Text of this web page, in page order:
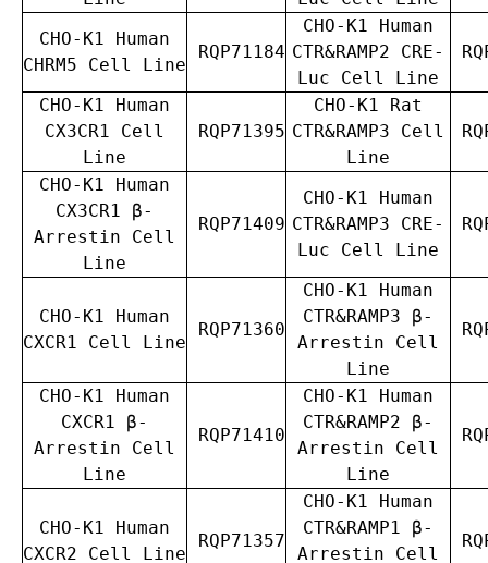
CHO-K1 Human
CHRM5 Cell Line
RQP71184
CHO-K1 Human
CTR&RAMP2 CRE-
Luc Cell Line
CHO-K1 Human
CX3CR1 Cell
Line
RQP71395
CHO-K1 Rat
CTR&RAMP3 Cell
Line
CHO-K1 Human
CX3CR1 β-
Arrestin Cell
Line
RQP71409
CHO-K1 Human
CTR&RAMP3 CRE-
Luc Cell Line
CHO-K1 Human
CXCR1 Cell Line
RQP71360
CHO-K1 Human
CTR&RAMP3 β-
Arrestin Cell
Line
CHO-K1 Human
CXCR1 β-
Arrestin Cell
Line
RQP71410
CHO-K1 Human
CTR&RAMP2 β-
Arrestin Cell
Line
CHO-K1 Human
CXCR2 Cell Line
RQP71357
CHO-K1 Human
CTR&RAMP1 β-
Arrestin Cell